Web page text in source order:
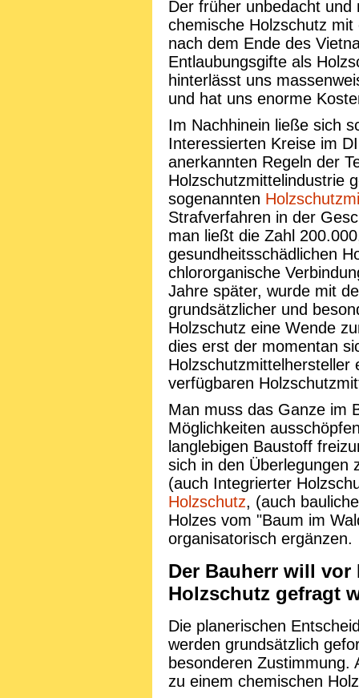
Der früher unbedacht
chemische Holzschutz
nach dem Ende des
Entlaubungsgifte als
hinterlässt uns
und hat uns enorme
Im Nachhinein ließe sich
Interessierten Kreise im
anerkannten Regeln der
Holzschutzmittelindustrie
sogenannten
Strafverfahren in der
man ließt die Zahl
gesundheitsschädlichen
chlororganische
Jahre später, wurde mit
grundsätzlicher und
Holzschutz eine Wende
dies erst der momentan
Holzschutzmittelhersteller
verfügbaren
Man muss das Ganze im
Möglichkeiten
langlebigen Baustoff
sich in den Überlegungen
(auch Integrierter
Holzschutz, (auch
Holzes vom "Baum im
organisatorisch ergänzen.
Der Bauherr will vor
Holzschutz gefragt
Die planerischen
werden grundsätzlich
besonderen Zustimmung.
zu einem chemischen